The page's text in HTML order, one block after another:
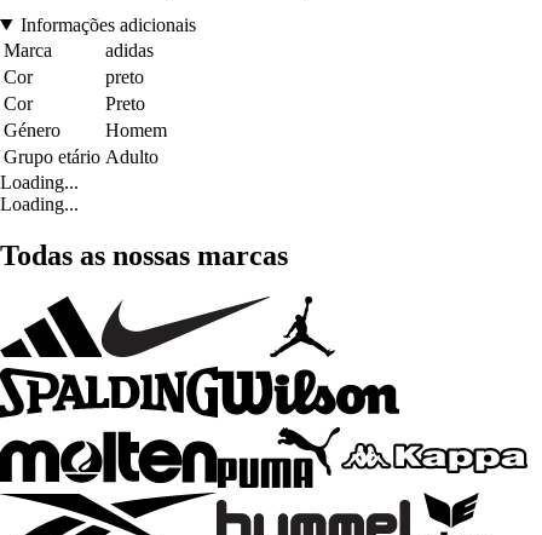
Informações adicionais
Marca
adidas
Cor
preto
Cor
Preto
Género
Homem
Grupo etário Adulto
Loading...
Loading...
Todas as nossas marcas